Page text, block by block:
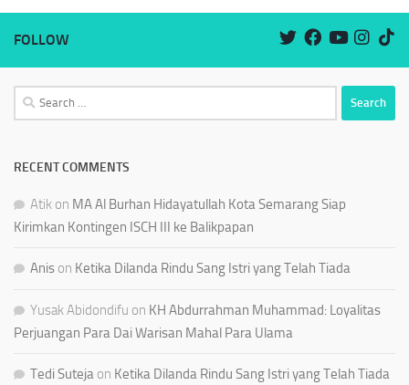
FOLLOW
Search
for:
RECENT COMMENTS
Atik on MA Al Burhan Hidayatullah Kota Semarang Siap
Kirimkan Kontingen ISCH III ke Balikpapan
Anis on Ketika Dilanda Rindu Sang Istri yang Telah Tiada
Yusak Abidondifu on KH Abdurrahman Muhammad: Loyalitas
Perjuangan Para Dai Warisan Mahal Para Ulama
Tedi Suteja on Ketika Dilanda Rindu Sang Istri yang Telah Tiada